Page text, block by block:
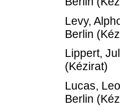
Levy,
Berlin
Lippert,
(Kézirat)
Lucas,
Berlin